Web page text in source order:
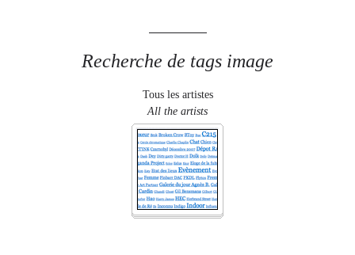
Recherche de tags image
Tous les artistes
All the artists